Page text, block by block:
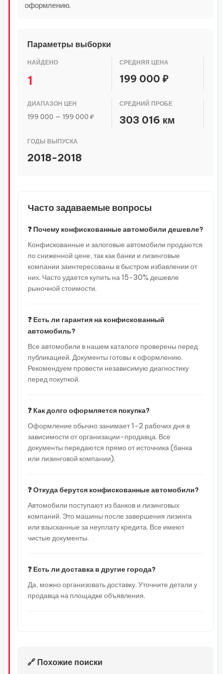
оформлению.
Параметры выборки
НАЙДЕНО
1
СРЕДНЯЯ ЦЕНА
199 000 ₽
ДИАПАЗОН ЦЕН
199 000 — 199 000 ₽
СРЕДНИЙ ПРОБЕ
303 016 км
ГОДЫ ВЫПУСКА
2018-2018
Часто задаваемые вопросы
❓ Почему конфискованные автомобили дешевле?
Конфискованные и залоговые автомобили продаются
по сниженной цене, так как банки и лизинговые
компании заинтересованы в быстром избавлении от
них. Часто удается купить на 15-30% дешевле
рыночной стоимости.
❓ Есть ли гарантия на конфискованный
автомобиль?
Все автомобили в нашем каталоге проверены перед
публикацией. Документы готовы к оформлению.
Рекомендуем провести независимую диагностику
перед покупкой.
❓ Как долго оформляется покупка?
Оформление обычно занимает 1-2 рабочих дня в
зависимости от организации-продавца. Все
документы передаются прямо от источника (банка
или лизинговой компании).
❓ Откуда берутся конфискованные автомобили?
Автомобили поступают из банков и лизинговых
компаний. Это машины после завершения лизинга
или взысканные за неуплату кредита. Все имеют
чистые документы.
❓ Есть ли доставка в другие города?
Да, можно организовать доставку. Уточните детали у
продавца на площадке объявления.
🔗 Похожие поиски